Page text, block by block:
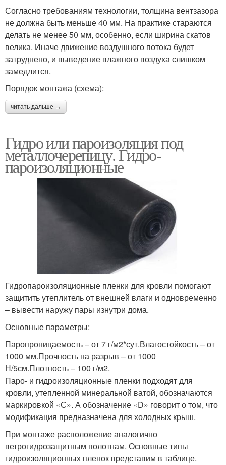
Согласно требованиям технологии, толщина вентзазора
не должна быть меньше 40 мм. На практике стараются
делать не менее 50 мм, особенно, если ширина скатов
велика. Иначе движение воздушного потока будет
затруднено, и выведение влажного воздуха слишком
замедлится.
Порядок монтажа (схема):
читать дальше →
Гидро или пароизоляция под
металлочерепицу. Гидро-
пароизоляционные
Гидропароизоляционные пленки для кровли помогают
защитить утеплитель от внешней влаги и одновременно
– вывести наружу пары изнутри дома.
Основные параметры:
Паропроницаемость – от 7 г/м2*сут.Влагостойкость – от
1000 мм.Прочность на разрыв – от 1000
Н/5см.Плотность – 100 г/м2.
Паро- и гидроизоляционные пленки подходят для
кровли, утепленной минеральной ватой, обозначаются
маркировкой «С». А обозначение «D» говорит о том, что
модификация предназначена для холодных крыш.
При монтаже расположение аналогично
ветрогидрозащитным полотнам. Основные типы
гидроизоляционных пленок представим в таблице.